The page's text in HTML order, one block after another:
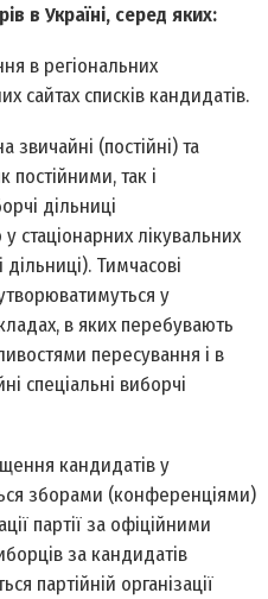
в Україні, серед яких:
в регіональних
сайтах списків кандидатів.
звичайні (постійні) та
постійними, так і
дільниці
стаціонарних лікувальних
дільниці). Тимчасові
у
в яких перебувають
пересування і в
спеціальні виборчі
кандидатів у
зборами (конференціями)
партії за офіційними
за кандидатів
партійній організації